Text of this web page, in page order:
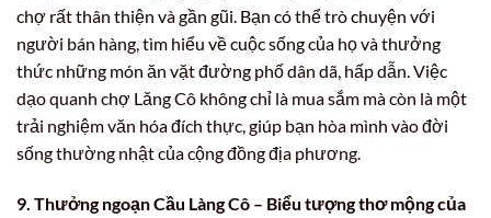
chợ rất thân thiện và gần gũi. Bạn có thể trò chuyện với
người bán hàng, tìm hiểu về cuộc sống của họ và thưởng
thức những món ăn vặt đường phố dân dã, hấp dẫn. Việc
dạo quanh chợ Lăng Cô không chỉ là mua sắm mà còn là một
trải nghiệm văn hóa đích thực, giúp bạn hòa mình vào đời
sống thường nhật của cộng đồng địa phương.
9. Thưởng ngoạn Cầu Làng Cô – Biểu tượng thơ mộng của